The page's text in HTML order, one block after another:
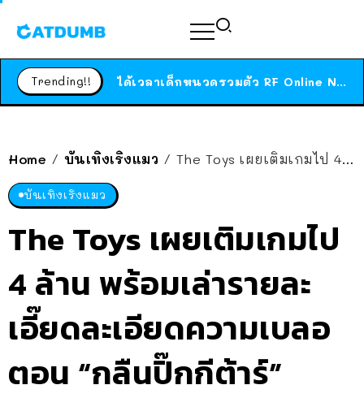
Trending!! ได้เวลาเด็กหนวดรวมตัว RF Online Next เปิดให้เล่นแล้ว เกม Sci-Fi MMORPG ระดับตำนาน เล่นได้ทั้งมือถือและ PC
Home / บันเทิงเริงแมว / The Toys เผยเติมเกมไป 4 ล้าน พร้อมเล่ารายละเอี๊ยดละเอียดความเบลอตอน “กลืนปิ๊กกีต้าร์”
บันเทิงเริงแมว
The Toys เผยเติมเกมไป
4 ล้าน พร้อมเล่ารายละ
เอี๊ยดละเอียดความเบลอ
ตอน “กลืนปิ๊กกีต้าร์”